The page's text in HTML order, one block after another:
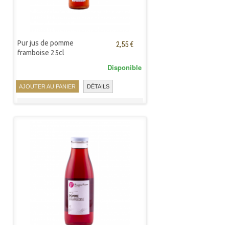
Pur jus de pomme
framboise 25cl
2,55 €
AJOUTER AU PANIER DÉTAILS
Disponible